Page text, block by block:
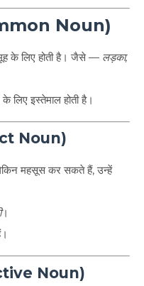
Noun)
के लिए होती है। जैसे — लड़का,
लिए इस्तेमाल होती है।
Noun)
महसूस कर सकते हैं, उन्हें
।
Noun)